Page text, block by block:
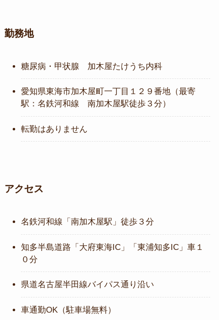
勤務地
糖尿病・甲状腺 加木屋たけうち内科
愛知県東海市加木屋町一丁目１２９番地（最寄
駅：名鉄河和線 南加木屋駅徒歩３分）
転勤はありません
アクセス
名鉄河和線「南加木屋駅」徒歩３分
知多半島道路「大府東海IC」「東浦知多IC」車１
０分
県道名古屋半田線バイパス通り沿い
車通勤OK（駐車場無料）